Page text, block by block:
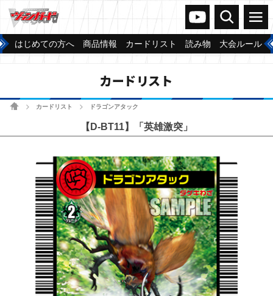
ヴァンガードch
検索 メニュー
はじめての方へ 商品情報 カードリスト 読み物 大会ルール
カードリスト
ホームカードリスト ドラゴンアタック
【D-BT11】「英雄激突」